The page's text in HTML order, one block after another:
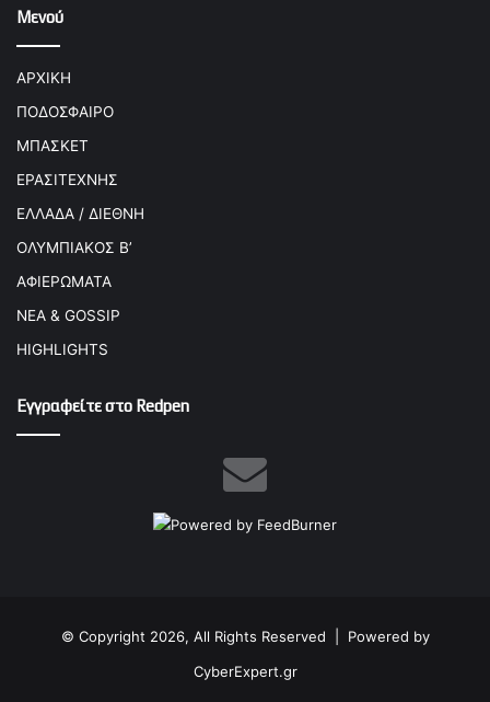
Μενού
ΑΡΧΙΚΗ
ΠΟΔΟΣΦΑΙΡΟ
ΜΠΑΣΚΕΤ
ΕΡΑΣΙΤΕΧΝΗΣ
ΕΛΛΑΔΑ / ΔΙΕΘΝΗ
ΟΛΥΜΠΙΑΚΟΣ Β’
ΑΦΙΕΡΩΜΑΤΑ
ΝΕΑ & GOSSIP
HIGHLIGHTS
Εγγραφείτε στο Redpen
© Copyright 2026, All Rights Reserved | Powered by
CyberExpert.gr